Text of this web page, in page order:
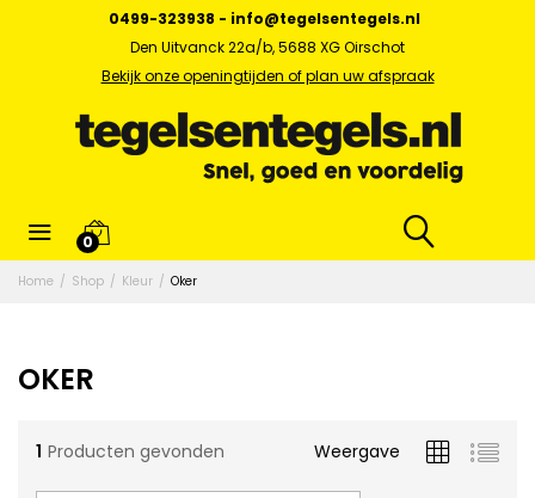
0499-323938 - info@tegelsentegels.nl
Den Uitvanck 22a/b, 5688 XG Oirschot
Bekijk onze openingtijden of plan uw afspraak
0
Home / Shop / Kleur / Oker
OKER
1 Producten gevonden Weergave